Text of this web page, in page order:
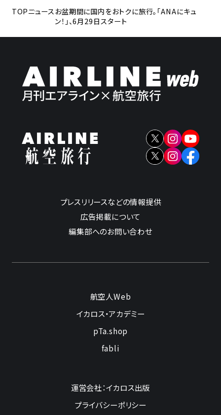
TOPニュース お盆期間に国内をおトクに旅行。「ANAにキュ
ン！」、6月29日スタート
プレスリリースなどの情報提供
広告掲載について
編集部へのお問い合わせ
航空人Web
イカロス・アカデミー
pTa.shop
fabli
運営会社：イカロス出版
プライバシーポリシー